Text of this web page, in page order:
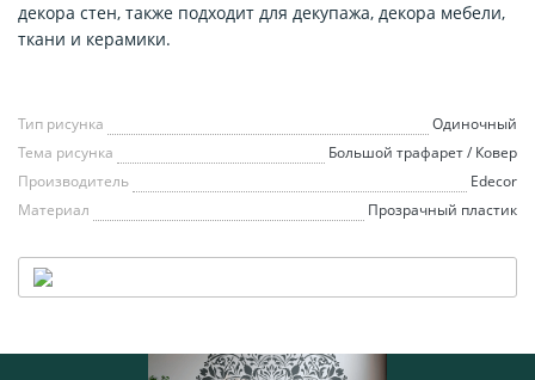
декора стен, также подходит для декупажа, декора мебели,
ткани и керамики.
Тип рисунка
Одиночный
Тема рисунка
Большой трафарет / Ковер
Производитель
Edecor
Материал
Прозрачный пластик